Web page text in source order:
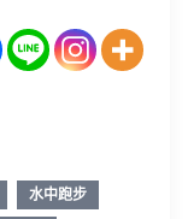
水中跑步